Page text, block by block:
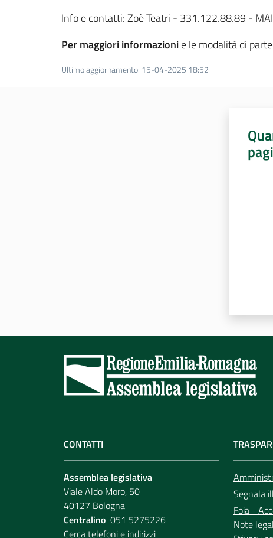
Info e contatti: Zoè Teatri - 331.122.88.89 -
Per maggiori informazionie le modalità di
Ultimo aggiornamento: 15-04-2025 18:52
CONTATTI
Assemblea legislativa
Viale Aldo Moro, 50
40127 Bologna
Centralino 051 5275226
Cerca telefoni e indirizzi
Segnala
Foia -
Note